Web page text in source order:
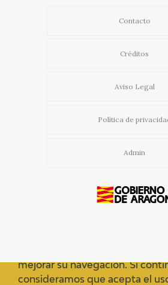
Contacto
Créditos
Aviso Legal
Política de
Admin
mejorar su navegación. Si
consideramos que acepta el